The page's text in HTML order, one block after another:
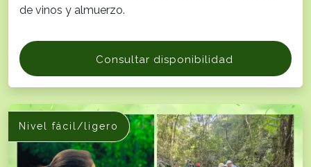
de vinos y almuerzo.
Consultar disponibilidad
Nivel fácil/ligero